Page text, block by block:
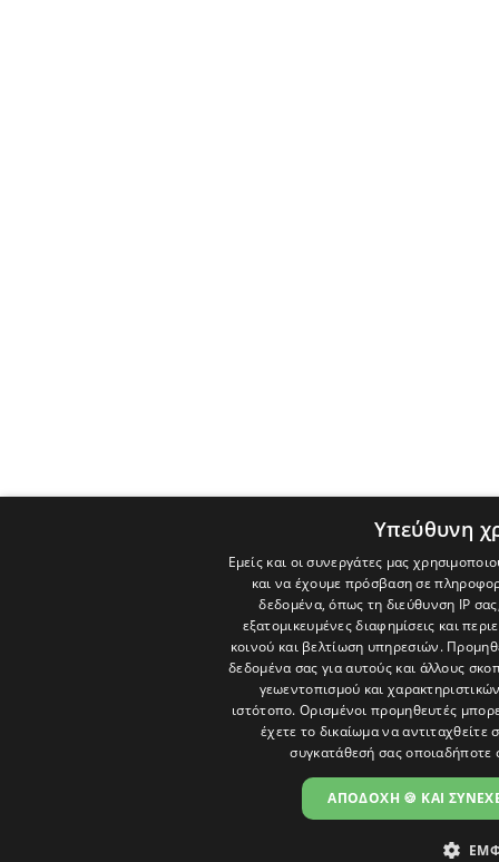
Υπεύθυνη
Εμείς και οι συνεργάτες μας
και να έχουμε πρόσβαση σε
δεδομένα, όπως τη διεύθυνση IP
εξατομικευμένες διαφημίσεις και
κοινού και βελτίωση υπηρεσιών.
δεδομένα σας για αυτούς και άλλους
γεωεντοπισμού και
ιστότοπο. Ορισμένοι προμηθευτές
έχετε το δικαίωμα να αντιταχθείτε
συγκατάθεσή σας οποιαδήποτε
ΑΠΟΔΟΧΗ 🍪 ΚΑΙ